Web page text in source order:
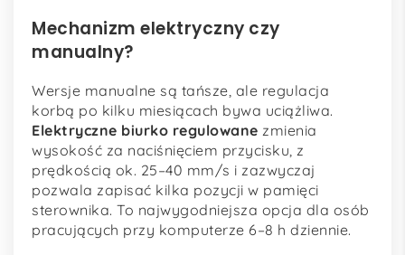
Mechanizm elektryczny czy
manualny?
Wersje manualne są tańsze, ale regulacja
korbą po kilku miesiącach bywa uciążliwa.
Elektryczne biurko regulowane zmienia
wysokość za naciśnięciem przycisku, z
prędkością ok. 25–40 mm/s i zazwyczaj
pozwala zapisać kilka pozycji w pamięci
sterownika. To najwygodniejsza opcja dla osób
pracujących przy komputerze 6–8 h dziennie.